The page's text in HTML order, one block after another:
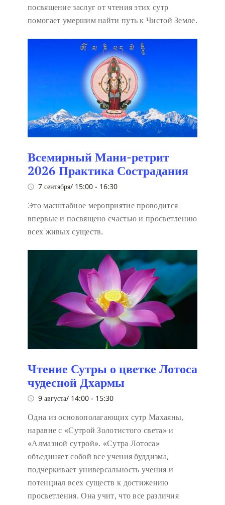
посвящение заслуг от чтения этих сутр
помогает умершим найти путь к Чистой Земле.
Всемирный Мани-ретрит
2026 Практика Сострадания
7 сентября/ 15:00 - 16:30
Это масштабное мероприятие проводится
впервые и посвящено счастью и просветлению
всех живых существ.
Чтение Сутры о цветке Лотоса
чудесной Дхармы
9 августа/ 14:00 - 15:30
Одна из основополагающих сутр Махаяны,
наравне с «Сутрой Золотистого света» и
«Алмазной сутрой». «Сутра Лотоса»
объединяет собой все учения буддизма,
подчеркивает универсальность учения и
потенциал всех существ к достижению
просветления. Она учит, что все различия